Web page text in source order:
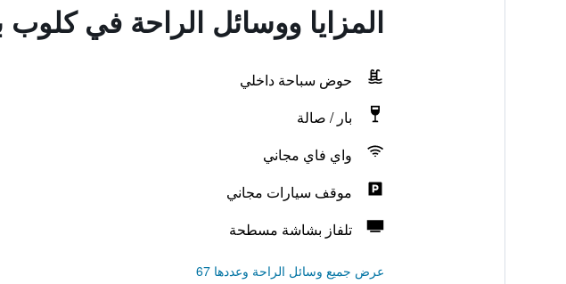
المزايا ووسائل الراحة في كلوب
حوض سباحة داخلي
بار / صالة
واي فاي مجاني
موقف سيارات مجاني
تلفاز بشاشة مسطحة
عرض جميع وسائل الراحة وعددها 67